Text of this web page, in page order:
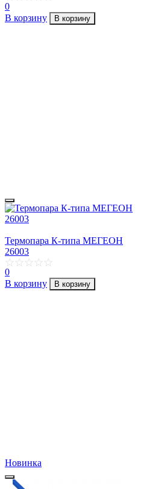
0
В корзину
В корзину
Термопара К-типа МЕГЕОН
26003
0
В корзину
В корзину
Новинка